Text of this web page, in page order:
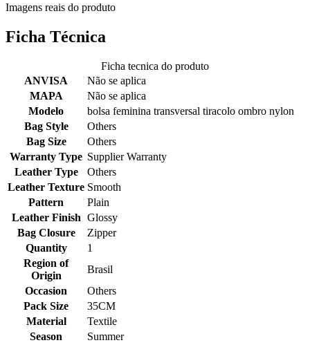
Imagens reais do produto
Ficha Técnica
Ficha tecnica do produto
ANVISA
Não se aplica
MAPA
Não se aplica
Modelo
bolsa feminina transversal tiracolo ombro nylon
Bag Style
Others
Bag Size
Others
Warranty Type Supplier Warranty
Leather Type
Others
Leather Texture Smooth
Pattern
Plain
Leather Finish Glossy
Bag Closure
Zipper
Quantity
1
Region of
Origin
Brasil
Occasion
Others
Pack Size
35CM
Material
Textile
Season
Summer